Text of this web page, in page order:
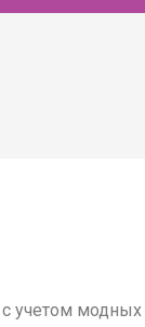
с учетом